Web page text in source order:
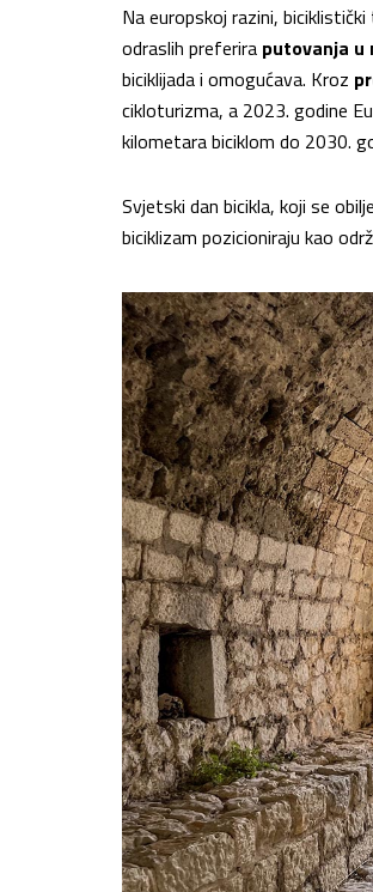
Na europskoj razini,
odraslih preferira putovanja u
biciklijada i omogućava. Kroz
cikloturizma, a 2023. godine
kilometara biciklom do 2030.
Svjetski dan bicikla, koji se
biciklizam pozicioniraju kao